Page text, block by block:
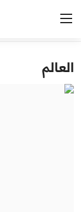
الرئيسية
العالم